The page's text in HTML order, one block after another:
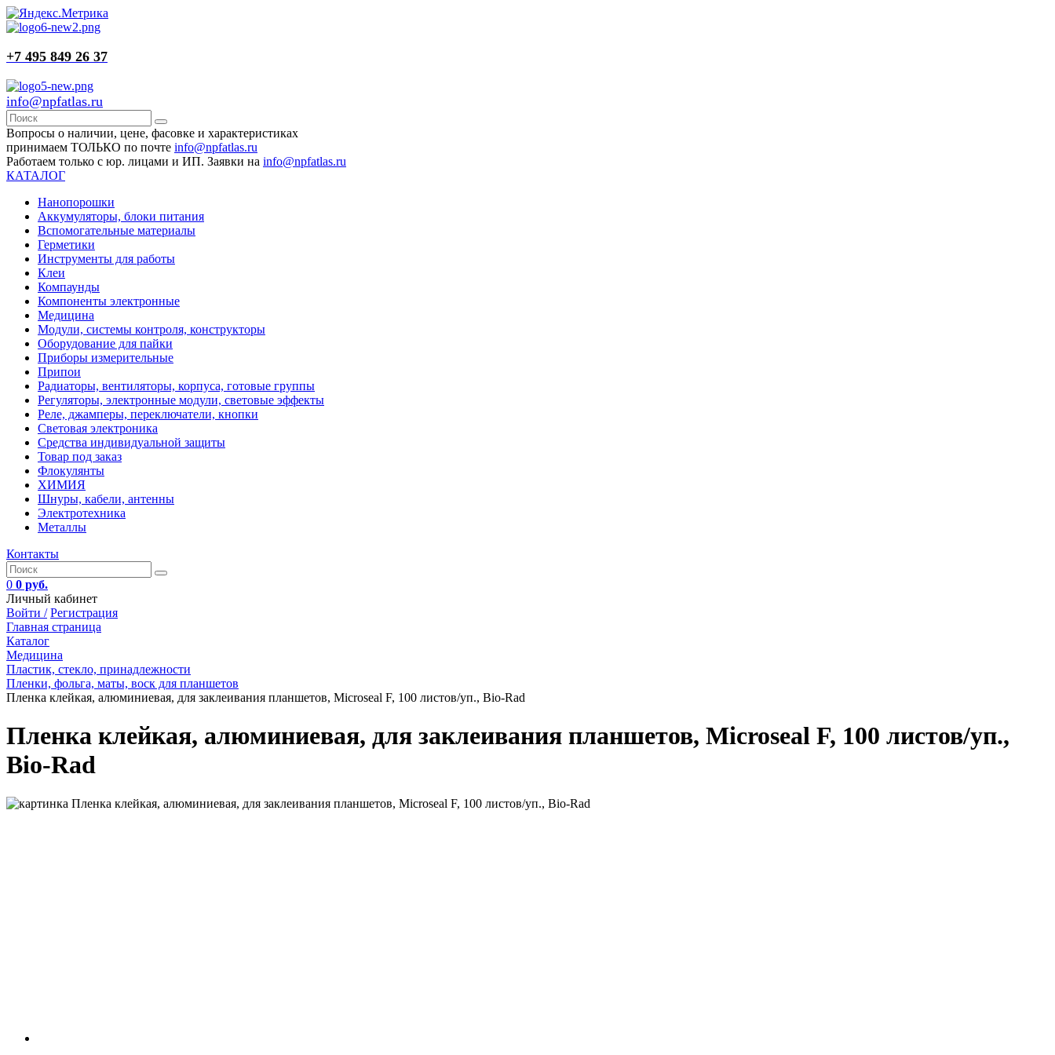
+7 495 849 26 37
info@npfatlas.ru
Вопросы о наличии, цене, фасовке и характеристиках
принимаем ТОЛЬКО по почте info@npfatlas.ru
Работаем только с юр. лицами и ИП. Заявки на info@npfatlas.ru
КАТАЛОГ
Нанопорошки
Аккумуляторы, блоки питания
Вспомогательные материалы
Герметики
Инструменты для работы
Клеи
Компаунды
Компоненты электронные
Медицина
Модули, системы контроля, конструкторы
Оборудование для пайки
Приборы измерительные
Припои
Радиаторы, вентиляторы, корпуса, готовые группы
Регуляторы, электронные модули, световые эффекты
Реле, джамперы, переключатели, кнопки
Световая электроника
Средства индивидуальной защиты
Товар под заказ
Флокулянты
ХИМИЯ
Шнуры, кабели, антенны
Электротехника
Металлы
Контакты
0 0 руб.
Личный кабинет
Войти / Регистрация
Главная страница
Каталог
Медицина
Пластик, стекло, принадлежности
Пленки, фольга, маты, воск для планшетов
Пленка клейкая, алюминиевая, для заклеивания планшетов, Microseal F, 100 листов/уп., Bio-Rad
Пленка клейкая, алюминиевая, для заклеивания планшетов, Microseal F, 100 листов/уп.,
Bio-Rad